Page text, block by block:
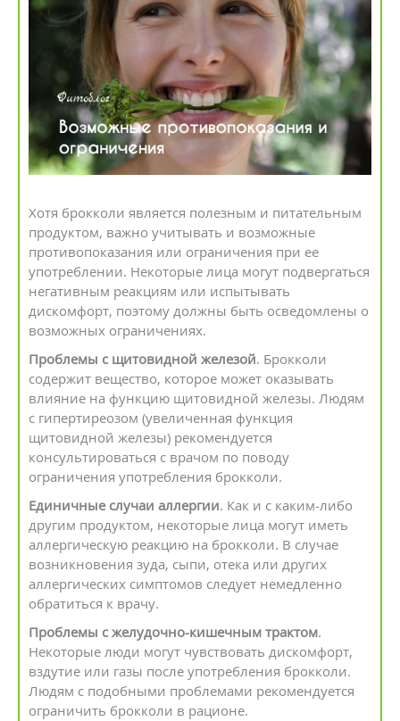
Хотя брокколи является полезным и питательным
продуктом, важно учитывать и возможные
противопоказания или ограничения при ее
употреблении. Некоторые лица могут подвергаться
негативным реакциям или испытывать
дискомфорт, поэтому должны быть осведомлены о
возможных ограничениях.
Проблемы с щитовидной железой. Брокколи
содержит вещество, которое может оказывать
влияние на функцию щитовидной железы. Людям
с гипертиреозом (увеличенная функция
щитовидной железы) рекомендуется
консультироваться с врачом по поводу
ограничения употребления брокколи.
Единичные случаи аллергии. Как и с каким-либо
другим продуктом, некоторые лица могут иметь
аллергическую реакцию на брокколи. В случае
возникновения зуда, сыпи, отека или других
аллергических симптомов следует немедленно
обратиться к врачу.
Проблемы с желудочно-кишечным трактом.
Некоторые люди могут чувствовать дискомфорт,
вздутие или газы после употребления брокколи.
Людям с подобными проблемами рекомендуется
ограничить брокколи в рационе.